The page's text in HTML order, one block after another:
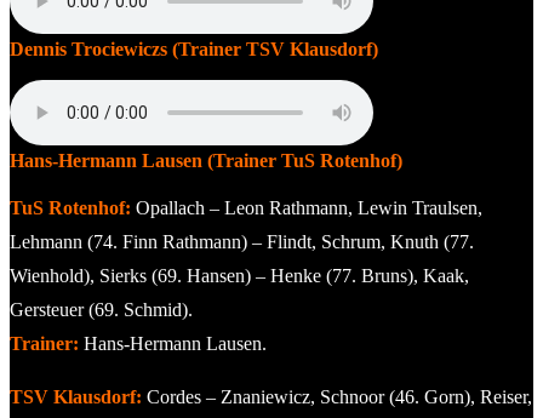
Dennis Trociewiczs (Trainer TSV Klausdorf)
Hans-Hermann Lausen (Trainer TuS Rotenhof)
TuS Rotenhof: Opallach – Leon Rathmann, Lewin Traulsen,
Lehmann (74. Finn Rathmann) – Flindt, Schrum, Knuth (77.
Wienhold), Sierks (69. Hansen) – Henke (77. Bruns), Kaak,
Gersteuer (69. Schmid).
Trainer: Hans-Hermann Lausen.
TSV Klausdorf: Cordes – Znaniewicz, Schnoor (46. Gorn), Reiser,